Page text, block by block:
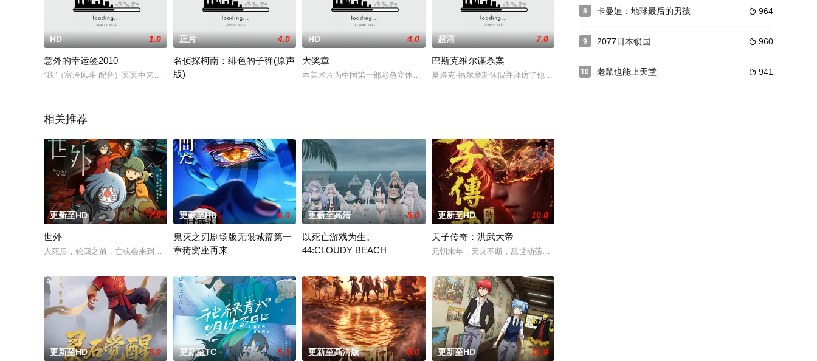
HD 1.0
意外的幸运签2010
“我”（富泽风斗 配音）冥冥中来至天国，却被那个有些聒噪的使者普拉普拉拦住去路。在他所说，上帝给了十恶不赦的我一次重生的机会，以
正片 4.0
名侦探柯南：绯色的子弹(原声
版)
HD 4.0
大奖章
本美术片为中国第一部彩色立体木偶动画片。 小猴将森林里要开运动会的消息向阿熊、阿猪以及其它小动物广播后，诸多动物纷纷来到大象处报
超清 7.0
巴斯克维尔谋杀案
夏洛克·福尔摩斯休假并拜访了他的老朋友亨利·巴斯克维尔爵士。当他突然发现自己陷入双重谋杀之谜时，他
相关推荐
更新至HD 7.0
世外
人死后，轮回之前，亡魂会来到一处奇异之地——“世外”。灵守日复一日引领亡魂去投胎，直至一天，灵守小鬼遇上了不愿转世的小妹，让不懂
更新至HD 6.0
鬼灭之刃剧场版无限城篇第一
章猗窝座再来
更新至高清 5.0
以死亡游戏为生。
44:CLOUDY BEACH
更新至HD 10.0
天子传奇：洪武大帝
元朝末年，天灾不断，乱世动荡，汉人饱受异族压迫，天下苍生苦盼明主。上古神器天翔五灵突然现世，江湖
更新至HD 6.0 更新至TC 5.0 更新至高清版 8.0 更新至HD 10.0
8  964
卡曼迪：地球最后的男孩
9  960
2077日本锁国
10  941
老鼠也能上天堂